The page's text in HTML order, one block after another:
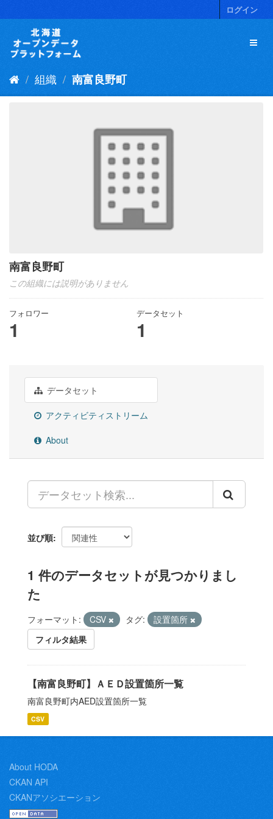
キ
ログイン
組織 南富良野町
南富良野町
この組織には説明がありません
フォロワー
1
データセット
1
データセット
アクティビティストリーム
About
並び順
1 件のデータセットが見つかりまし
た
フォーマット: CSV タグ:
設置箇所
フィルタ結果
【南富良野町】ＡＥＤ設置箇所一覧
南富良野町内AED設置箇所一覧
CSV
About HODA
CKAN API
CKANアソシエーション